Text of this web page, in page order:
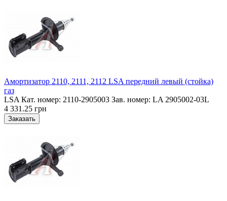
Амортизатор 2110, 2111, 2112 LSA передний левый (стойка)
газ
LSA Кат. номер: 2110-2905003 Зав. номер: LA 2905002-03L
4 331.25 грн